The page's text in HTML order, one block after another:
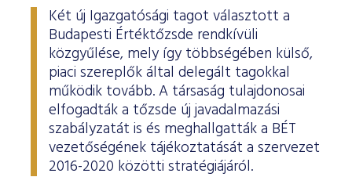
Két új Igazgatósági tagot választott a
Budapesti Értéktőzsde rendkívüli
közgyűlése, mely így többségében külső,
piaci szereplők által delegált tagokkal
működik tovább. A társaság tulajdonosai
elfogadták a tőzsde új javadalmazási
szabályzatát is és meghallgatták a BÉT
vezetőségének tájékoztatását a szervezet
2016-2020 közötti stratégiájáról.